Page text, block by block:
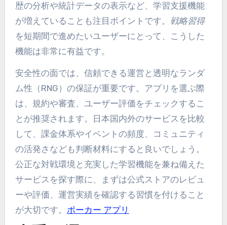
歴の分析や統計データの表示など、学習支援機能
が増えていることも注目ポイントです。 戦略習得
を短期間で進めたいユーザーにとって、こうした
機能は非常に有益です。
安全性の面では、信頼できる運営と透明なランダ
ム性（RNG）の保証が重要です。アプリを選ぶ際
は、規約や審査、ユーザー評価をチェックするこ
とが推奨されます。日本国内外のサービスを比較
して、課金体系やイベントの頻度、コミュニティ
の活発さなども判断材料にすると良いでしょう。
公正な対戦環境と充実した学習機能を兼ね備えた
サービスを探す際に、まずは公式ストアのレビュ
ーや評価、運営実績を確認する習慣を付けること
が大切です。 ポーカー アプリ